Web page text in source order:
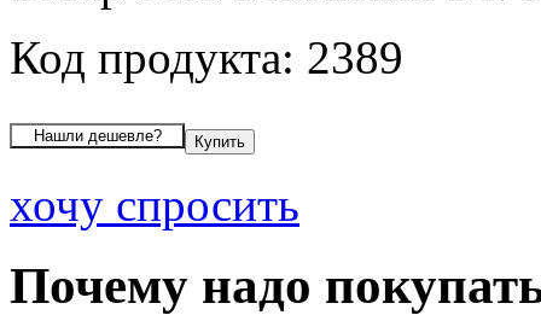
Код продукта: 2389
хочу спросить
Почему надо